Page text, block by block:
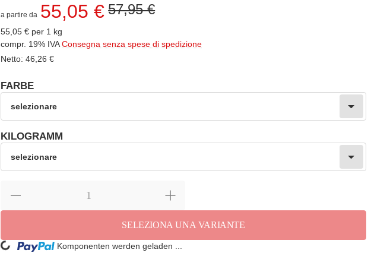
a partire da 55,05 € 57,95 €
55,05 € per 1 kg
compr. 19% IVAConsegna senza spese di spedizione
Netto: 46,26 €
FARBE
selezionare
KILOGRAMM
selezionare
SELEZIONA UNA VARIANTE
Loading... Komponenten werden geladen ...